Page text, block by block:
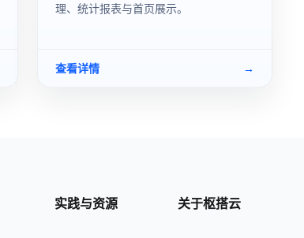
理、统计报表与首页展示。
查看详情 →
实践与资源 关于枢搭云